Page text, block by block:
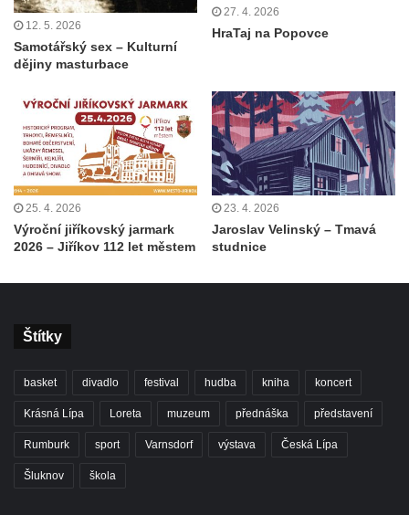
12. 5. 2026
Samotářský sex – Kulturní
dějiny masturbace
27. 4. 2026
HraTaj na Popovce
25. 4. 2026
Výroční jiříkovský jarmark
2026 – Jiříkov 112 let městem
23. 4. 2026
Jaroslav Velinský – Tmavá
studnice
Štítky
basket divadlo festival hudba kniha koncert
Krásná Lípa Loreta muzeum přednáška představení
Rumburk sport Varnsdorf výstava Česká Lípa
Šluknov škola